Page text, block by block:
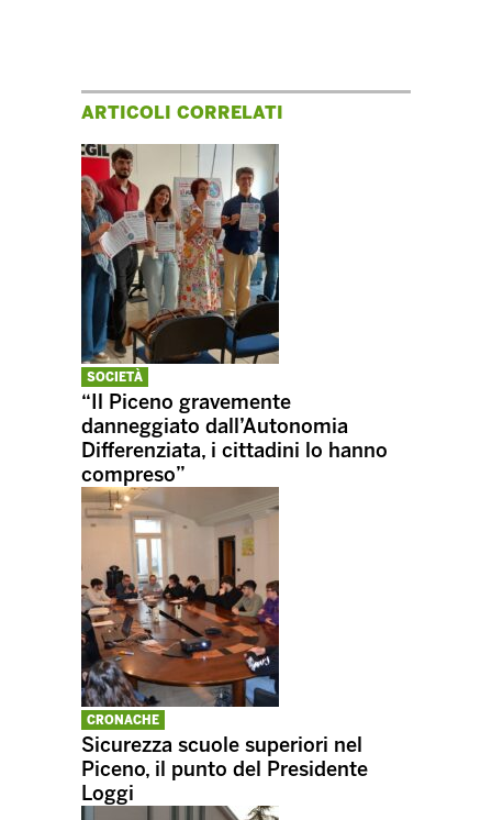
ARTICOLI CORRELATI
SOCIETÀ
“Il Piceno gravemente
danneggiato dall’Autonomia
Differenziata, i cittadini lo hanno
compreso”
CRONACHE
Sicurezza scuole superiori nel
Piceno, il punto del Presidente
Loggi